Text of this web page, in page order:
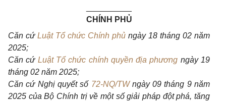
CHÍNH PHỦ
Căn cứ Luật Tổ chức Chính phủ ngày 18 tháng 02 năm
2025;
Căn cứ Luật Tổ chức chính quyền địa phương ngày 19
tháng 02 năm 2025;
Căn cứ Nghị quyết số 72-NQ/TWngày 09 tháng 9 năm
2025 của Bộ Chính trị về một số giải pháp đột phá, tăng